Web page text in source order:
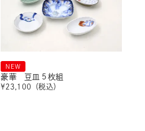
NEW
豪華 豆皿５枚組
¥23,100 （税込）